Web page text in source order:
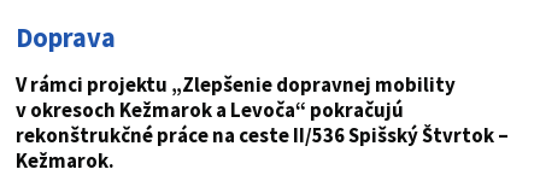
Doprava
V rámci projektu „Zlepšenie dopravnej mobility
v okresoch Kežmarok a Levoča“ pokračujú
rekonštrukčné práce na ceste II/536 Spišský Štvrtok –
Kežmarok.